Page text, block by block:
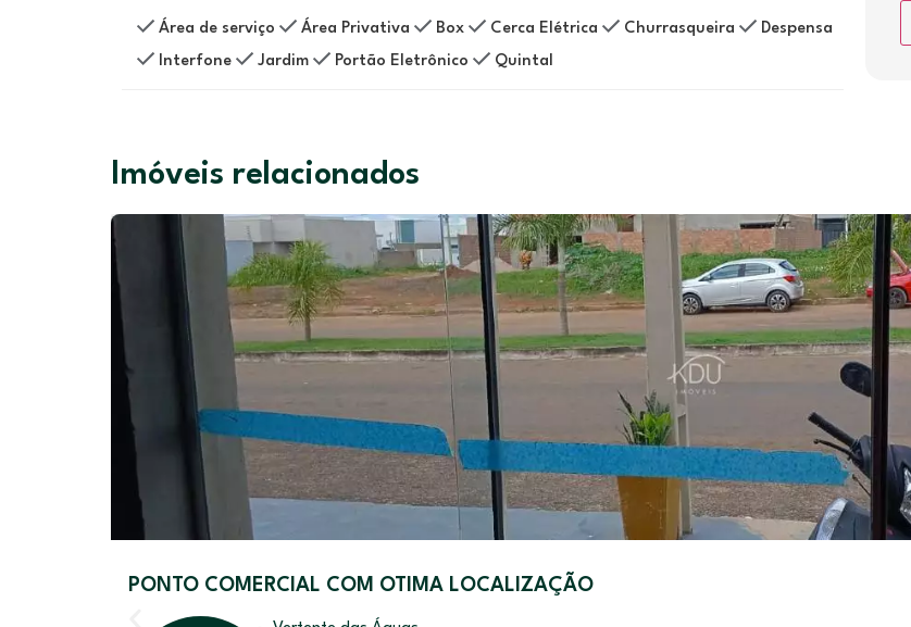
Área de serviço Área Privativa Box Cerca Elétrica Churrasqueira
Despensa
Interfone
Jardim Portão Eletrônico Quintal
Imóveis relacionados
PONTO COMERCIAL COM OTIMA LOCALIZAÇÃO